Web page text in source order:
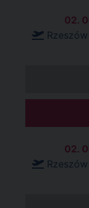
02.
Rzeszów
02.
Rzeszów